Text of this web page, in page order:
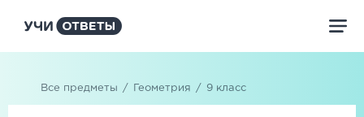
Все предметы / Геометрия / 9 класс